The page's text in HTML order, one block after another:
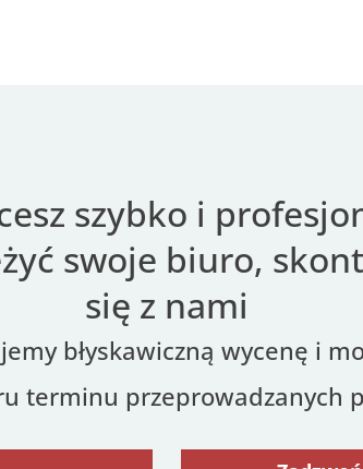
szybko i
swoje biuro,
się z nami
błyskawiczną wycenę i
terminu przeprowadzanych